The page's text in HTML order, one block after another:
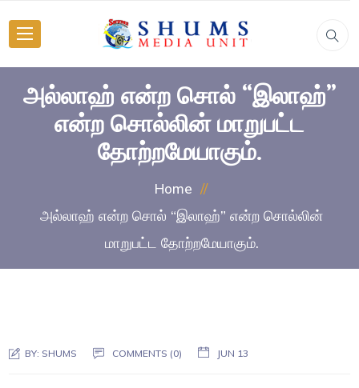
அல்லாஹ் என்ற சொல் “இலாஹ்”
என்ற சொல்லின் மாறுபட்ட
தோற்றமேயாகும்.
Home
அல்லாஹ் என்ற சொல் “இலாஹ்” என்ற சொல்லின்
மாறுபட்ட தோற்றமேயாகும்.
BY: SHUMS COMMENTS (0) JUN 13